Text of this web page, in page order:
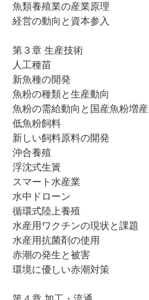
魚類養殖業の産業原理
経営の動向と資本参入
第３章 生産技術
人工種苗
新魚種の開発
魚粉の種類と生産動向
魚粉の需給動向と国産魚粉増産
低魚粉飼料
新しい飼料原料の開発
沖合養殖
浮沈式生簀
スマート水産業
水中ドローン
循環式陸上養殖
水産用ワクチンの現状と課題
水産用抗菌剤の使用
赤潮の発生と被害
環境に優しい赤潮対策